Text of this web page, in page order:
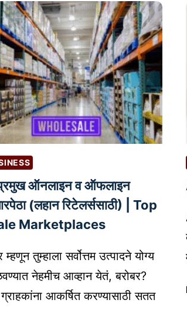
प्रमुख ऑनलाइन व ऑफलाइन
(लहान रिटेलर्ससाठी) | Top
Marketplaces
तुम्हाला सर्वोत्तम उत्पादने योग्य
नेहमीच आव्हान येतं, बरोबर?
ग्राहकांना आकर्षित करण्यासाठी सतत